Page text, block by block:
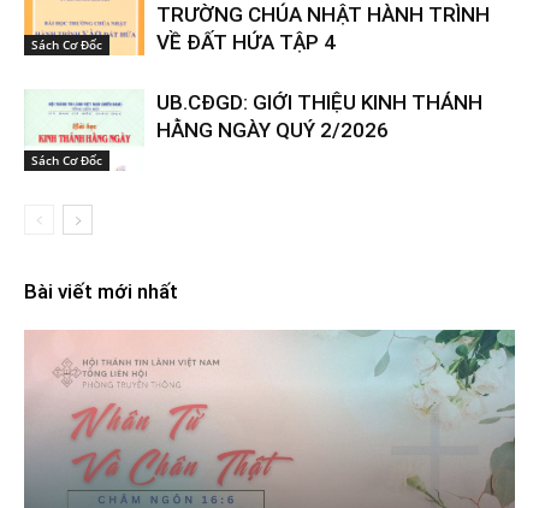
Sách Cơ Đốc
TRƯỜNG CHÚA NHẬT HÀNH TRÌNH
VỀ ĐẤT HỨA TẬP 4
Sách Cơ Đốc
UB.CĐGD: GIỚI THIỆU KINH THÁNH
HẰNG NGÀY QUÝ 2/2026
Bài viết mới nhất